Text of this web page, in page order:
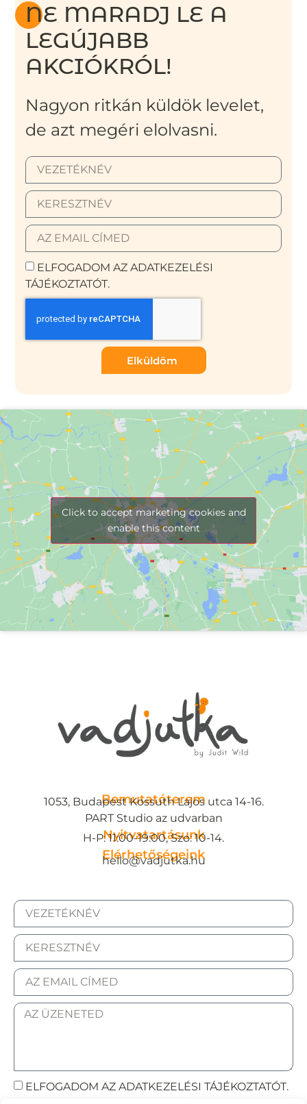
NE MARADJ LE A
LEGÚJABB
AKCIÓKRÓL!
Nagyon ritkán küldök levelet,
de azt megéri elolvasni.
ELFOGADOM AZ ADATKEZELÉSI
TÁJÉKOZTATÓT.
Elküldöm
Click to accept marketing cookies and
enable this content
Bemutatóterem
1053, Budapest Kossuth Lajos utca 14-16.
PART Studio az udvarban
Nyitvatartásunk
H-P: 11:00-19:00, Szo: 10-14.
Elérhetőségeink
hello@vadjutka.hu
ELFOGADOM AZ ADATKEZELÉSI TÁJÉKOZTATÓT.